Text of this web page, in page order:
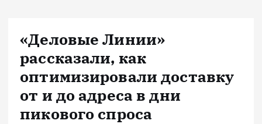
«Деловые Линии»
рассказали, как
оптимизировали доставку
от и до адреса в дни
пикового спроса